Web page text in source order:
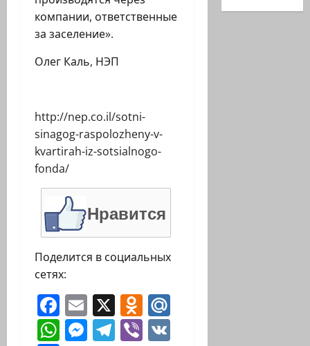
компании, ответственные
за заселение».
Олег Каль, НЭП
http://nep.co.il/sotni-
sinagog-raspolozheny-v-
kvartirah-iz-sotsialnogo-
fonda/
Нравится
Поделится в социальных
сетях:
Facebook
Email
X Odnoklassniki
WhatsApp
Messenger
Telegram
Viber